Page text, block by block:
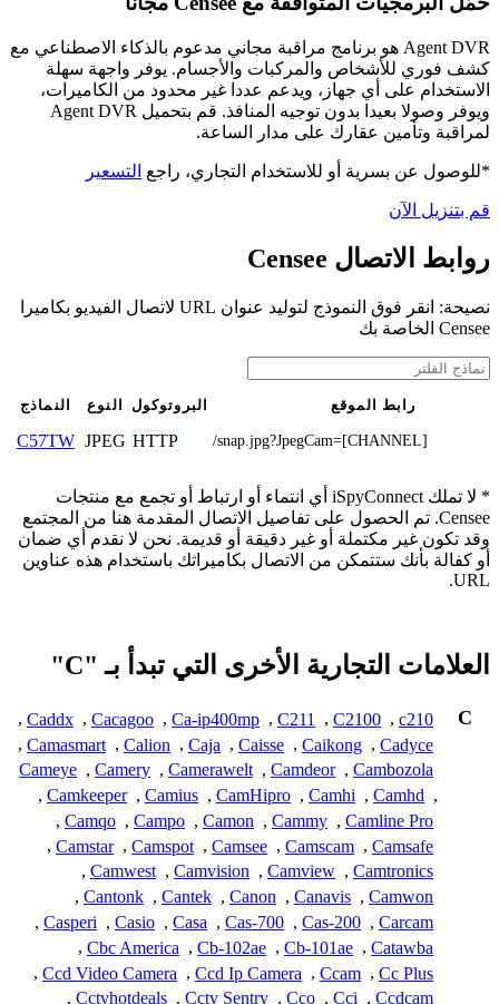
Agent DVR هو برنامج مراقبة مجاني مدعوم بالذكاء الاصطناعي مع
كشف فوري للأشخاص والمركبات والأجسام. يوفر واجهة سهلة
الاستخدام على أي جهاز، ويدعم عددا غير محدود من الكاميرات،
ويوفر وصولا بعيدا بدون توجيه المنافذ. قم بتحميل Agent DVR
لمراقبة وتأمين عقارك على مدار الساعة.
*للوصول عن بسرية أو للاستخدام التجاري، راجع التسعير
قم بتنزيل الآن
روابط الاتصال Censee
نصيحة: انقر فوق النموذج لتوليد عنوان URL لاتصال الفيديو بكاميرا
Censee الخاصة بك
النماذج النوع البروتوكول رابط الموقع
C57TW JPEG HTTP /snap.jpg?JpegCam=[CHANNEL]
* لا تملك iSpyConnect أي انتماء أو ارتباط أو تجمع مع منتجات
Censee. تم الحصول على تفاصيل الاتصال المقدمة هنا من المجتمع
وقد تكون غير مكتملة أو غير دقيقة أو قديمة. نحن لا نقدم أي ضمان
أو كفالة بأنك ستتمكن من الاتصال بكاميراتك باستخدام هذه عناوين
URL.
العلامات التجارية الأخرى التي تبدأ بـ "C"
C
c210
,
C2100
,
C211
,
Ca-ip400mp
,
Cacagoo
,
Caddx
,
Cadyce
,
Caikong
,
Caisse
,
Caja
,
Calion
,
Camasmart
,
Cambozola
,
Camdeor
,
Camerawelt
,
Camery
,
Cameye
,
Camhd
,
Camhi
,
CamHipro
,
Camius
,
Camkeeper
,
Camline Pro
,
Cammy
,
Camon
,
Campo
,
Camqo
,
Camsafe
,
Camscam
,
Camsee
,
Camspot
,
Camstar
,
Camtronics
,
Camview
,
Camvision
,
Camwest
,
Camwon
,
Canavis
,
Canon
,
Cantek
,
Cantonk
,
Carcam
,
Cas-200
,
Cas-700
,
Casa
,
Casio
,
Casperi
,
Catawba
,
Cb-101ae
,
Cb-102ae
,
Cbc America
,
Cc Plus
,
Ccam
,
Ccd Ip Camera
,
Ccd Video Camera
,
Ccdcam
,
Cci
,
Cco
,
Cctv Sentry
,
Cctvhotdeals
,